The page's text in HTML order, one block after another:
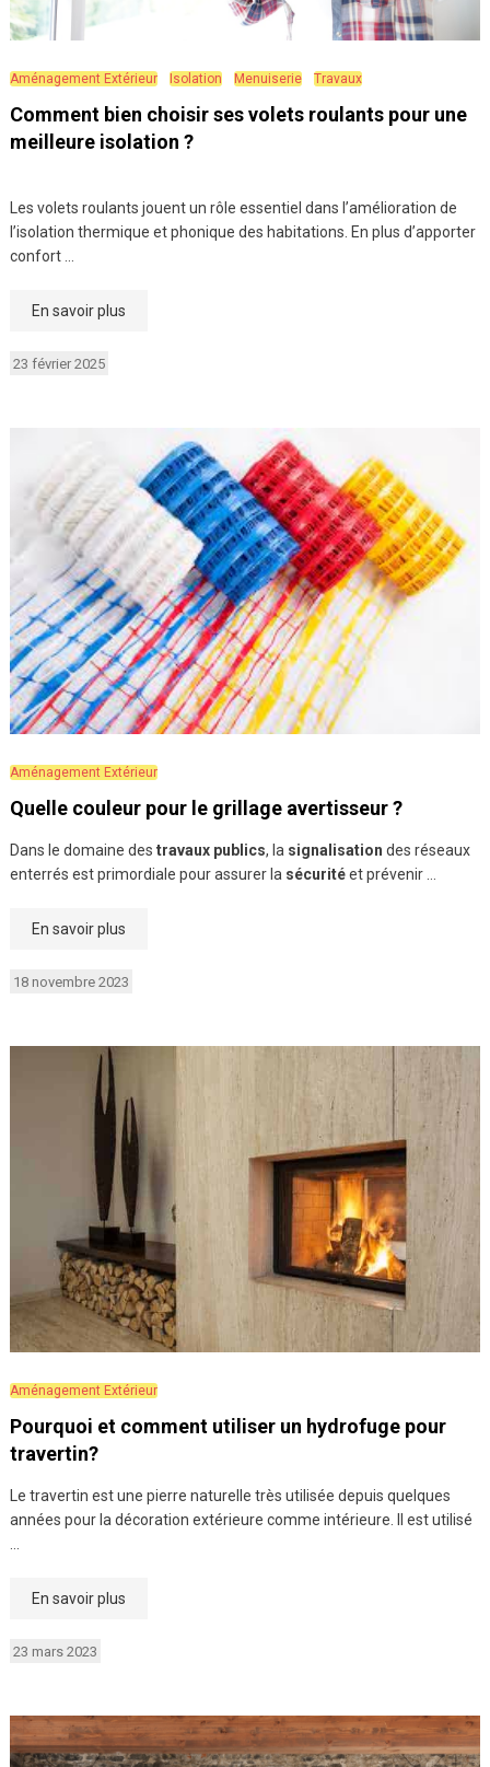
Aménagement Extérieur Isolation Menuiserie Travaux
Comment bien choisir ses volets roulants pour une
meilleure isolation ?
Les volets roulants jouent un rôle essentiel dans l’amélioration de
l’isolation thermique et phonique des habitations. En plus d’apporter
confort …
En savoir plus
23 février 2025
Aménagement Extérieur
Quelle couleur pour le grillage avertisseur ?
Dans le domaine des travaux publics, la signalisation des réseaux
enterrés est primordiale pour assurer la sécuritéet prévenir …
En savoir plus
18 novembre 2023
Aménagement Extérieur
Pourquoi et comment utiliser un hydrofuge pour
travertin?
Le travertin est une pierre naturelle très utilisée depuis quelques
années pour la décoration extérieure comme intérieure. Il est utilisé
En savoir plus
23 mars 2023